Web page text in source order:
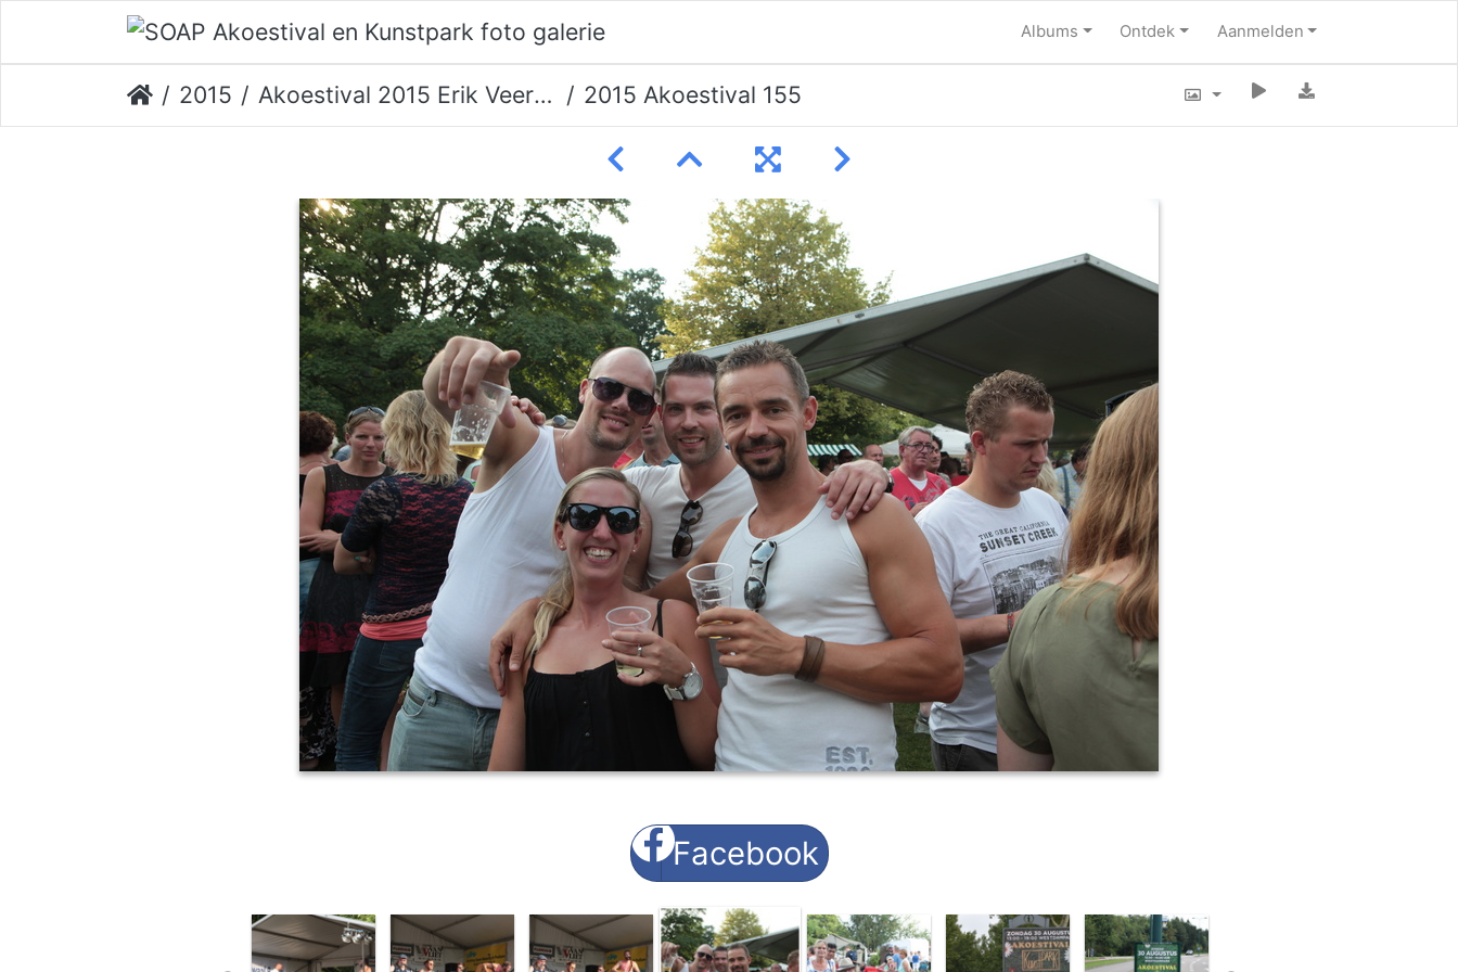
Albums Ontdek Aanmelden
2015 Akoestival 2015 Erik Veerman 2015 Akoestival 155
Facebook